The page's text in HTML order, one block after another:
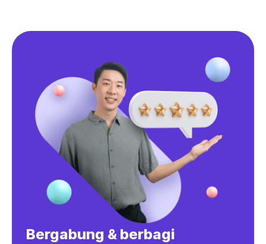
Bergabung & berbagi